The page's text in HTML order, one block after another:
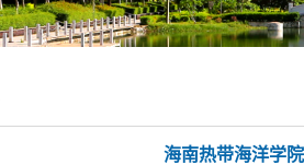
海南热带海洋学